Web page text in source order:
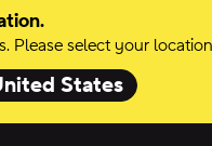
Please select your
States